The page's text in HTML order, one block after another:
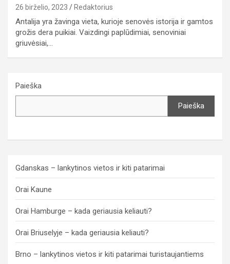
26 birželio, 2023 Redaktorius
Antalija yra žavinga vieta, kurioje senovės istorija ir gamtos
grožis dera puikiai. Vaizdingi paplūdimiai, senoviniai
griuvėsiai,…
Paieška
Paieška
Gdanskas – lankytinos vietos ir kiti patarimai
Orai Kaune
Orai Hamburge – kada geriausia keliauti?
Orai Briuselyje – kada geriausia keliauti?
Brno – lankytinos vietos ir kiti patarimai turistaujantiems